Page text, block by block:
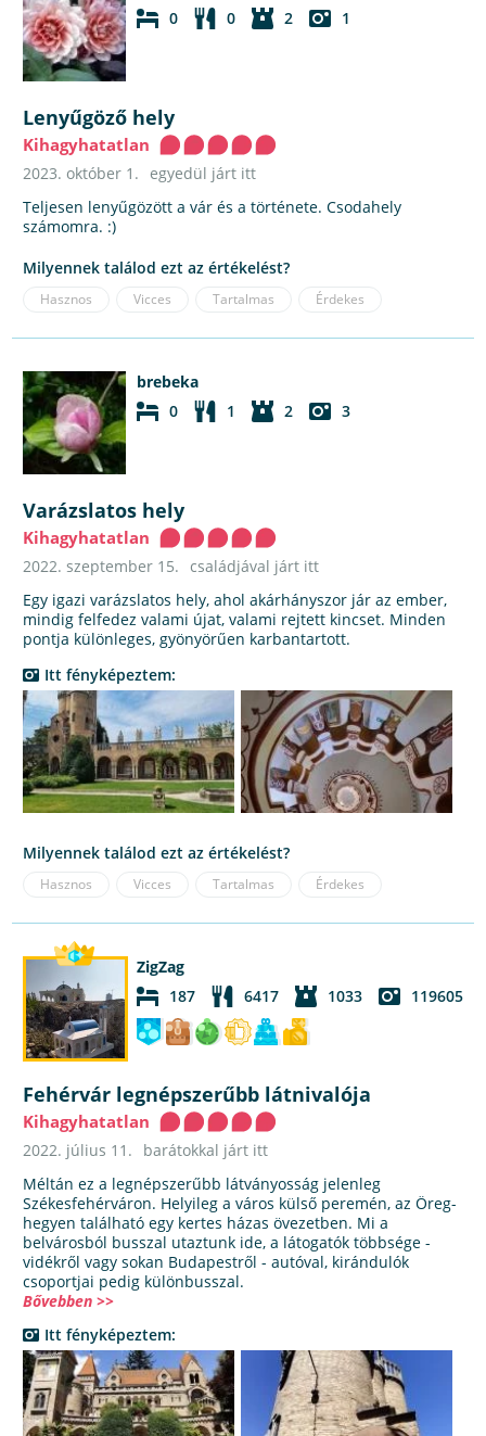
0
0 2 1
Lenyűgöző hely
Kihagyhatatlan
2023. október 1.
egyedül járt itt
Teljesen lenyűgözött a vár és a története. Csodahely
számomra. :)
Milyennek találod ezt az értékelést?
Hasznos Vicces Tartalmas Érdekes
brebeka
0
1 2 3
Varázslatos hely
Kihagyhatatlan
2022. szeptember 15.
családjával járt itt
Egy igazi varázslatos hely, ahol akárhányszor jár az ember,
mindig felfedez valami újat, valami rejtett kincset. Minden
pontja különleges, gyönyörűen karbantartott.
Itt fényképeztem:
Milyennek találod ezt az értékelést?
Hasznos Vicces Tartalmas Érdekes
ZigZag
187
6417 1033 119605
Fehérvár legnépszerűbb látnivalója
Kihagyhatatlan
2022. július 11.
barátokkal járt itt
Méltán ez a legnépszerűbb látványosság jelenleg
Székesfehérváron. Helyileg a város külső peremén, az Öreg-
hegyen található egy kertes házas övezetben. Mi a
belvárosból busszal utaztunk ide, a látogatók többsége -
vidékről vagy sokan Budapestről - autóval, kirándulók
csoportjai pedig különbusszal.
Bővebben >>
Itt fényképeztem: